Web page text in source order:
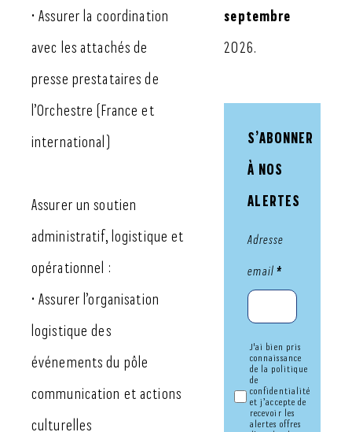
• Assurer la coordination
avec les attachés de
presse prestataires de
l’Orchestre (France et
international)
Assurer un soutien
administratif, logistique et
opérationnel :
• Assurer l’organisation
logistique des
événements du pôle
communication et actions
culturelles
septembre
2026.
S’ABONNER
À NOS
ALERTES
Abonnement
alerte
offre
d'emploi
Adresse
email *
J'ai bien pris
connaissance
de la politique
de
confidentialité
et j’accepte de
recevoir les
alertes offres